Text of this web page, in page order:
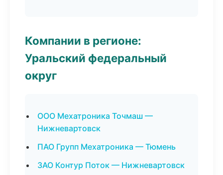
Компании в регионе:
Уральский федеральный
округ
ООО Мехатроника Точмаш —
Нижневартовск
ПАО Групп Мехатроника — Тюмень
ЗАО Контур Поток — Нижневартовск